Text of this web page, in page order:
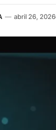
— abril 26, 2026